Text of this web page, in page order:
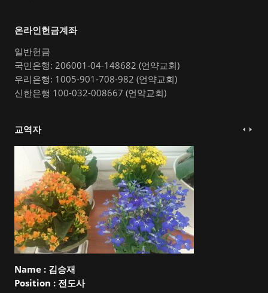
온라인헌금계좌
일반헌금
국민은행: 206001-04-148682 (언약교회)
우리은행: 1005-901-708-982 (언약교회)
신한은행 100-032-008667 (언약교회)
교역자
Name : 김승재
Position : 전도사